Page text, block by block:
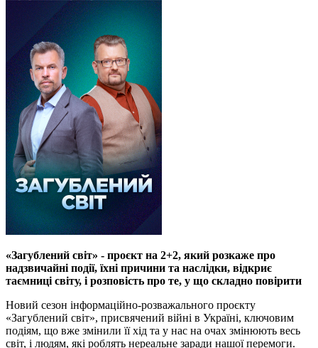
«Загублений світ» - проєкт на 2+2, який розкаже про
надзвичайні події, їхні причини та наслідки, відкриє
таємниці світу, і розповість про те, у що складно повірити
Новий сезон інформаційно-розважального проєкту
«Загублений світ», присвячений війні в Україні, ключовим
подіям, що вже змінили її хід та у нас на очах змінюють весь
світ, і людям, які роблять нереальне заради нашої перемоги.